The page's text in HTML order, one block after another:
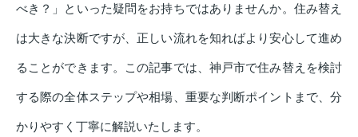
べき？」といった疑問をお持ちではありませんか。住み替え
は大きな決断ですが、正しい流れを知ればより安心して進め
ることができます。この記事では、神戸市で住み替えを検討
する際の全体ステップや相場、重要な判断ポイントまで、分
かりやすく丁寧に解説いたします。